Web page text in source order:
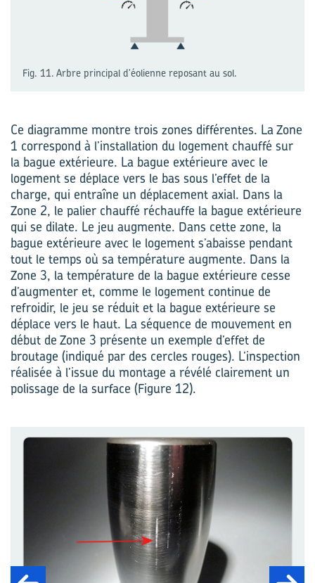
Fig. 11. Arbre principal d'éolienne reposant au sol.
Ce diagramme montre trois zones différentes. La Zone
1 correspond à l’installation du logement chauffé sur
la bague extérieure. La bague extérieure avec le
logement se déplace vers le bas sous l’effet de la
charge, qui entraîne un déplacement axial. Dans la
Zone 2, le palier chauffé réchauffe la bague extérieure
qui se dilate. Le jeu augmente. Dans cette zone, la
bague extérieure avec le logement s’abaisse pendant
tout le temps où sa température augmente. Dans la
Zone 3, la température de la bague extérieure cesse
d’augmenter et, comme le logement continue de
refroidir, le jeu se réduit et la bague extérieure se
déplace vers le haut. La séquence de mouvement en
début de Zone 3 présente un exemple d’effet de
broutage (indiqué par des cercles rouges). L’inspection
réalisée à l’issue du montage a révélé clairement un
polissage de la surface (Figure 12).